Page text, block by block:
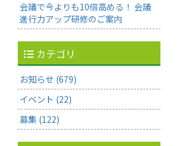
会議で今よりも10倍高める！ 会議
進行力アップ研修のご案内
カテゴリ
お知らせ (679)
イベント (22)
募集 (122)